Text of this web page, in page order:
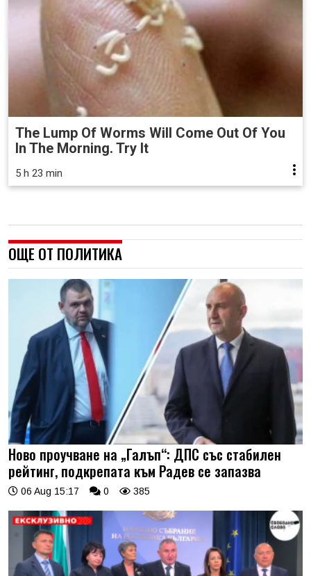
The Lump Of Worms Will Come Out Of You
In The Morning. Try It
5 h 23 min
ОЩЕ ОТ ПОЛИТИКА
Ново проучване на „Галъп“: ДПС със стабилен
рейтинг, подкрепата към Радев се запазва
06 Aug 15:17 0 385